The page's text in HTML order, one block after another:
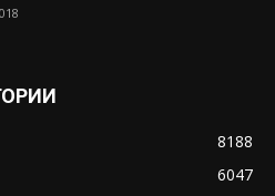
8188
6047